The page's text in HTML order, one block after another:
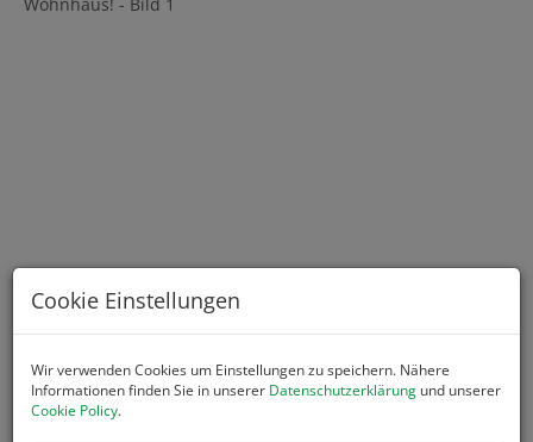
Cookie Einstellungen
Wir verwenden Cookies um Einstellungen zu speichern. Nähere
Informationen finden Sie in unserer Datenschutzerklärung und unserer
Cookie Policy.